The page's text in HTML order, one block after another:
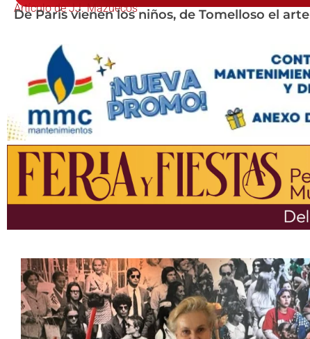
Artículo de JJ. Mazuecos
De París vienen los niños, de Tomelloso el arte